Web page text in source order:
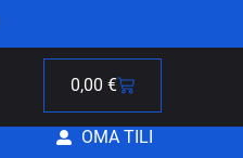
0,00 €
OMA TILI